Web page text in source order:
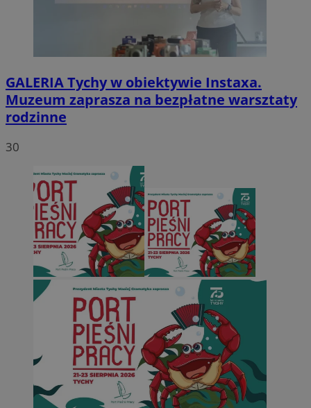
GALERIATychy w obiektywie Instaxa.
Muzeum zaprasza na bezpłatne warsztaty
rodzinne
30